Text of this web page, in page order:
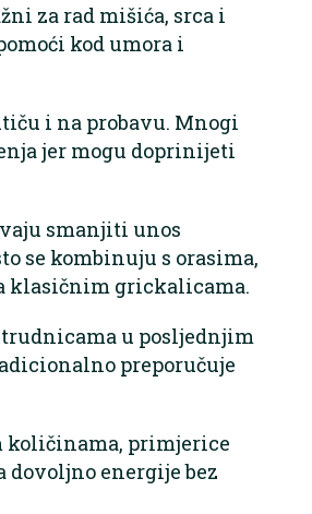
za rad mišića, srca i
kod umora i
i na probavu. Mnogi
jer mogu doprinijeti
smanjiti unos
se kombinuju s orasima,
klasičnim grickalicama.
u posljednjim
preporučuje
količinama, primjerice
dovoljno energije bez